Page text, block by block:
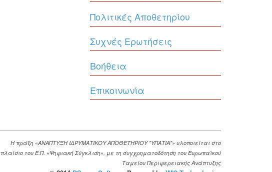
Πολιτικές Αποθετηρίου
Συχνές Ερωτήσεις
Βοήθεια
Επικοινωνία
Η πράξη «ΑΝΑΠΤΥΞΗ ΙΔΡΥΜΑΤΙΚΟΥ ΑΠΟΘΕΤΗΡΙΟΥ "ΥΠΑΤΙΑ"» υλοποιείται στο
πλαίσιο του Ε.Π. «Ψηφιακή Σύγκλιση», με τη συγχρηματοδότηση του Ευρωπαϊκού
Ταμείου Περιφερειακής Ανάπτυξης